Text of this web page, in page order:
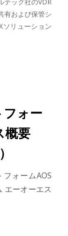
テック社のVDR
有および保管シ
ソリューション
フォー
概要
ォームAOS
エーオーエス